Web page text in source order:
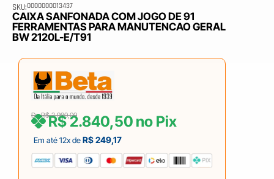
SKU:0000000013437
CAIXA SANFONADA COM JOGO DE 91
FERRAMENTAS PARA MANUTENCAO GERAL
BW 2120L-E/T91
DeR$2.990,00
Em até 12x deR$249,17
R$2.840,50 no Pix